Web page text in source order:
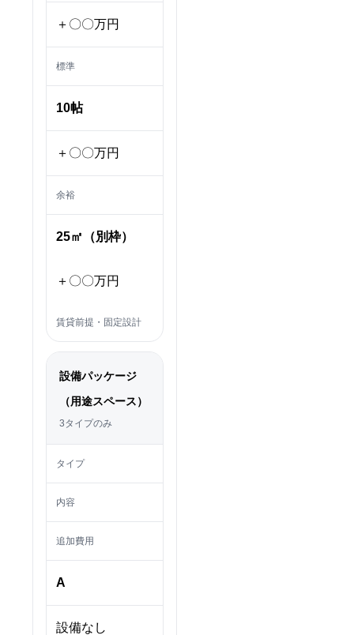
＋〇〇万円
標準
10帖
＋〇〇万円
余裕
25㎡（別枠）
＋〇〇万円
賃貸前提・固定設計
設備パッケージ
（用途スペース）
3タイプのみ
タイプ
内容
追加費用
A
設備なし